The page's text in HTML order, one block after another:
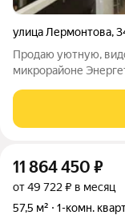
улица Лермонтова,
Продаю уютную,
микрорайоне
удобного
этаже 10-ти этажного
11 864 450 ₽
от 49 722 ₽ в месяц
57,5 м²
1-комн.